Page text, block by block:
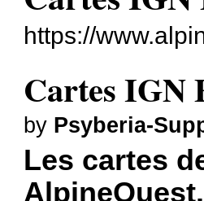
https://
Cartes IGN
by Psyberia-
Les cartes
AlpineQuest.